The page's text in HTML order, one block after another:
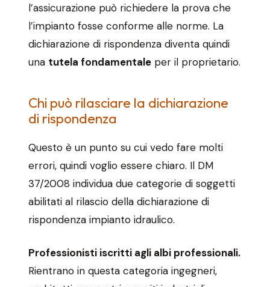
l’assicurazione può richiedere la prova che
l’impianto fosse conforme alle norme. La
dichiarazione di rispondenza diventa quindi
una tutela fondamentale per il proprietario.
Chi può rilasciare la dichiarazione
di rispondenza
Questo è un punto su cui vedo fare molti
errori, quindi voglio essere chiaro. Il DM
37/2008 individua due categorie di soggetti
abilitati al rilascio della dichiarazione di
rispondenza impianto idraulico.
Professionisti iscritti agli albi professionali.
Rientrano in questa categoria ingegneri,